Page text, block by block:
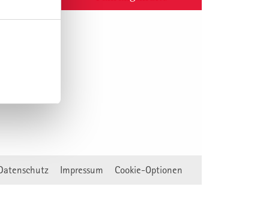
Impressum Cookie-Optionen